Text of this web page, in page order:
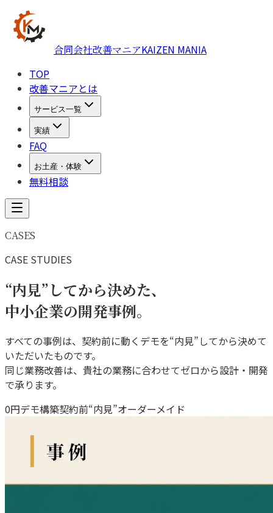
合同会社改善マニアKAIZEN MANIA
TOP
改善マニアとは
サービス一覧
実績
FAQ
お土産・体験
無料相談
CASES
CASE STUDIES
“内見”してから決めた、
中小企業の開発事例。
すべての事例は、契約前に動くデモを“内見”してから決めて
いただいたものです。
同じ業務改善は、貴社の業務に合わせてゼロから設計・開発
で承ります。
0円デモ構築契約前“内見”オーダーメイド